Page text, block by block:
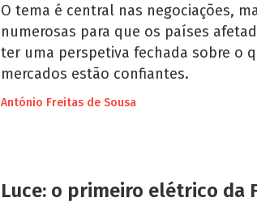
O tema é central nas negociações,
numerosas para que os países
ter uma perspetiva fechada sobre o
mercados estão confiantes.
António Freitas de Sousa
Luce: o primeiro elétrico da